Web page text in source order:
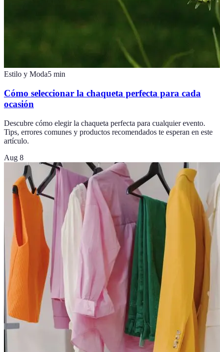
Estilo y Moda5 min
Cómo seleccionar la chaqueta perfecta para cada
ocasión
Descubre cómo elegir la chaqueta perfecta para cualquier evento.
Tips, errores comunes y productos recomendados te esperan en este
artículo.
Aug 8